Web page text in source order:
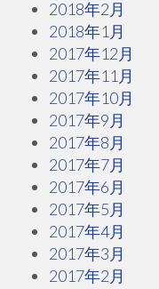
2018年2月
2018年1月
2017年12月
2017年11月
2017年10月
2017年9月
2017年8月
2017年7月
2017年6月
2017年5月
2017年4月
2017年3月
2017年2月